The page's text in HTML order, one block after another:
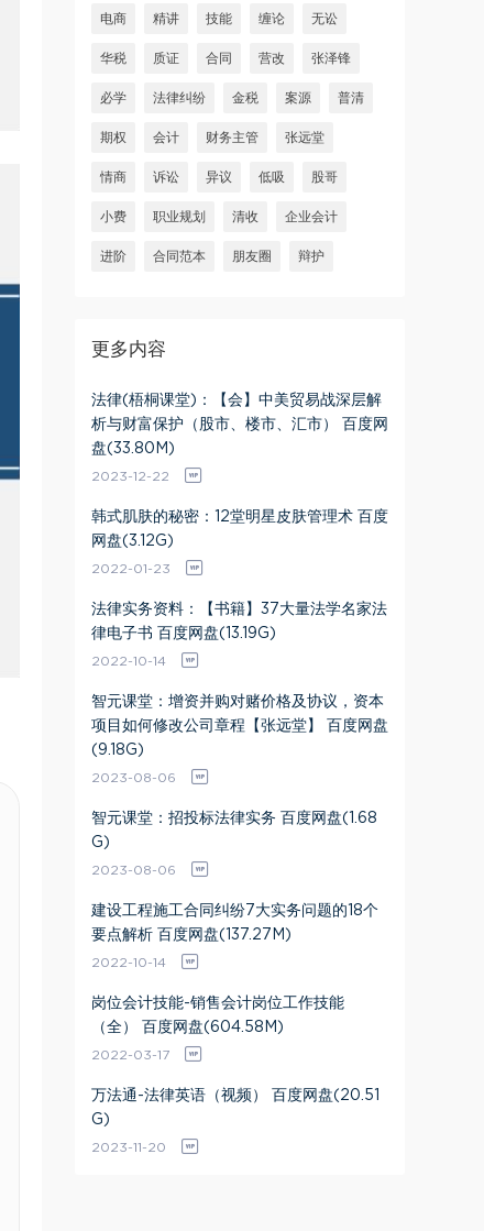
电商 精讲 技能 缠论 无讼
华税 质证 合同 营改 张泽锋
必学 法律纠纷 金税 案源 普清
期权 会计 财务主管 张远堂
情商 诉讼 异议 低吸 股哥
小费 职业规划 清收 企业会计
进阶 合同范本 朋友圈 辩护
更多内容
法律(梧桐课堂)：【会】中美贸易战深层解
析与财富保护（股市、楼市、汇市） 百度网
盘(33.80M)
2023-12-22
韩式肌肤的秘密：12堂明星皮肤管理术 百度
网盘(3.12G)
2022-01-23
法律实务资料：【书籍】37大量法学名家法
律电子书 百度网盘(13.19G)
2022-10-14
智元课堂：增资并购对赌价格及协议，资本
项目如何修改公司章程【张远堂】 百度网盘
(9.18G)
2023-08-06
智元课堂：招投标法律实务 百度网盘(1.68
G)
2023-08-06
建设工程施工合同纠纷7大实务问题的18个
要点解析 百度网盘(137.27M)
2022-10-14
岗位会计技能-销售会计岗位工作技能
（全） 百度网盘(604.58M)
2022-03-17
万法通-法律英语（视频） 百度网盘(20.51
G)
2023-11-20